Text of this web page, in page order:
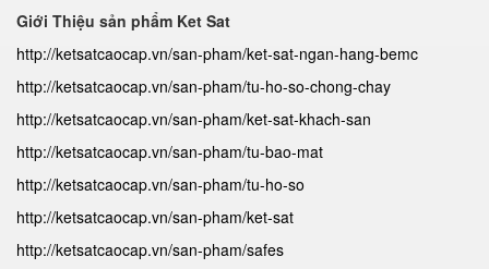
Giới Thiệu sản phẩm Ket Sat
http://ketsatcaocap.vn/san-pham/ket-sat-ngan-hang-bemc
http://ketsatcaocap.vn/san-pham/tu-ho-so-chong-chay
http://ketsatcaocap.vn/san-pham/ket-sat-khach-san
http://ketsatcaocap.vn/san-pham/tu-bao-mat
http://ketsatcaocap.vn/san-pham/tu-ho-so
http://ketsatcaocap.vn/san-pham/ket-sat
http://ketsatcaocap.vn/san-pham/safes